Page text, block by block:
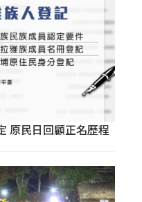
原民日回顧正名歷程